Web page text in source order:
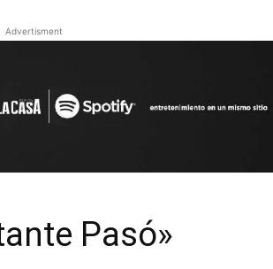
Advertisment
Pasó»